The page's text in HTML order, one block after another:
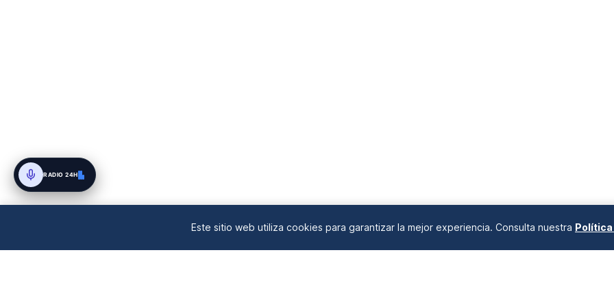
Este sitio web utiliza cookies para garantizar la mejor experiencia. Consulta nuestra Política
RADIO 24H